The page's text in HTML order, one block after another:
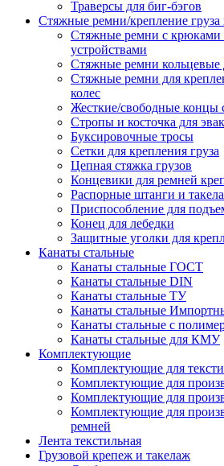
Траверсы для биг-бэгов
Стяжные ремни/крепление груза
Стяжные ремни с
устройствами
Стяжные ремни кольцевые
Стяжные ремни для
колес
Жесткие/свободные концы
Стропы и косточка для
Буксировочные тросы
Сетки для крепления груза
Цепная стяжка грузов
Концевики для ремней
Распорные штанги и
Приспособление для
Конец для лебедки
Защитные уголки для
Канаты стальные
Канаты стальные ГОСТ
Канаты стальные DIN
Канаты стальные ТУ
Канаты стальные
Канаты стальные с
Канаты стальные для КМУ
Комплектующие
Комплектующие для
Комплектующие для
Комплектующие для
Комплектующие для
ремней
Лента текстильная
Грузовой крепеж и такелаж